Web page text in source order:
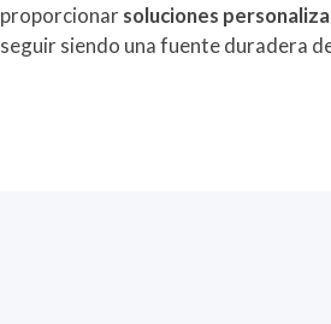
proporcionar soluciones
seguir siendo una fuente duradera